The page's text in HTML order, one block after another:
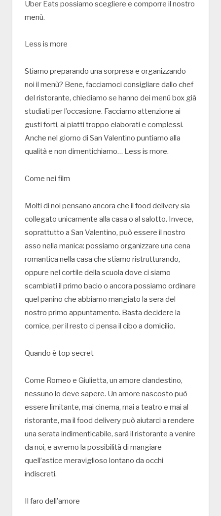
Uber Eats possiamo scegliere e comporre il nostro
menù.
Less is more
Stiamo preparando una sorpresa e organizzando
noi il menù? Bene, facciamoci consigliare dallo chef
del ristorante, chiediamo se hanno dei menù box già
studiati per l’occasione. Facciamo attenzione ai
gusti forti, ai piatti troppo elaborati e complessi.
Anche nel giorno di San Valentino puntiamo alla
qualità e non dimentichiamo… Less is more.
Come nei film
Molti di noi pensano ancora che il food delivery sia
collegato unicamente alla casa o al salotto. Invece,
soprattutto a San Valentino, può essere il nostro
asso nella manica: possiamo organizzare una cena
romantica nella casa che stiamo ristrutturando,
oppure nel cortile della scuola dove ci siamo
scambiati il primo bacio o ancora possiamo ordinare
quel panino che abbiamo mangiato la sera del
nostro primo appuntamento. Basta decidere la
cornice, per il resto ci pensa il cibo a domicilio.
Quando è top secret
Come Romeo e Giulietta, un amore clandestino,
nessuno lo deve sapere. Un amore nascosto può
essere limitante, mai cinema, mai a teatro e mai al
ristorante, ma il food delivery può aiutarci a rendere
una serata indimenticabile, sarà il ristorante a venire
da noi, e avremo la possibilità di mangiare
quell’astice meraviglioso lontano da occhi
indiscreti.
Il faro dell’amore